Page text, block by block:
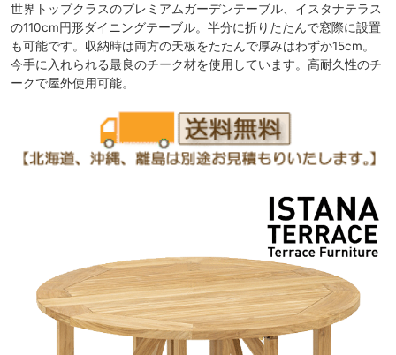
世界トップクラスのプレミアムガーデンテーブル、イスタナテラス
の110cm円形ダイニングテーブル。半分に折りたたんで窓際に設置
も可能です。収納時は両方の天板をたたんで厚みはわずか15cm。
今手に入れられる最良のチーク材を使用しています。高耐久性のチ
ークで屋外使用可能。